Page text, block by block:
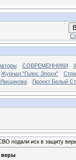
СОВРЕМЕННИКИ
Журнал "Голос Эпохи"
Проект Белый
подали иск в защиту
веры